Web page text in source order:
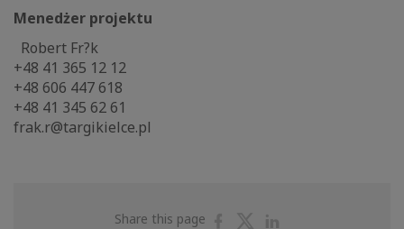
Menedżer projektu
Robert Fr?k
+48 41 365 12 12
+48 606 447 618
+48 41 345 62 61
frak.r@targikielce.pl
Share this page
ShareShare